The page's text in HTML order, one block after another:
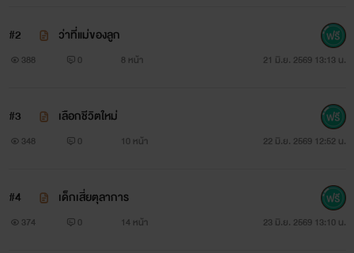
#2 ว่าที่แม่ของลูก
388 0 8 หน้า 21 มิ.ย. 2569 13:13 น.
#3 เลือกชีวิตใหม่
348 0 10 หน้า 22 มิ.ย. 2569 12:52 น.
#4 เด็กเสี่ยตุลาการ
374 0 14 หน้า 23 มิ.ย. 2569 13:10 น.